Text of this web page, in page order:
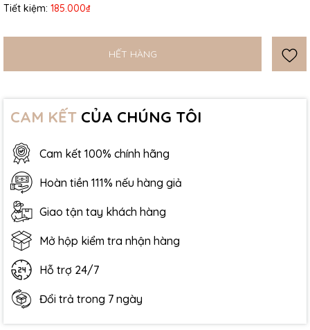
Tiết kiệm: 185.000₫
HẾT HÀNG
CAM KẾT CỦA CHÚNG TÔI
Cam kết 100% chính hãng
Hoàn tiền 111% nếu hàng giả
Giao tận tay khách hàng
Mở hộp kiểm tra nhận hàng
Hỗ trợ 24/7
Đổi trả trong 7 ngày